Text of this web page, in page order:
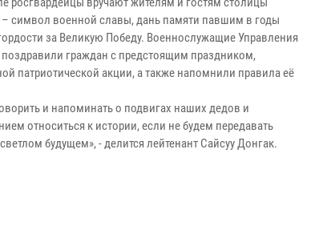
– символ военной славы, дань памяти павшим в годы
за Великую Победу. Военнослужащие Управления
граждан с предстоящим праздником,
патриотической акции, а также напомнили правила её
и напоминать о подвигах наших дедов и
относиться к истории, если не будем передавать
будущем», - делится лейтенант Сайсуу Донгак.